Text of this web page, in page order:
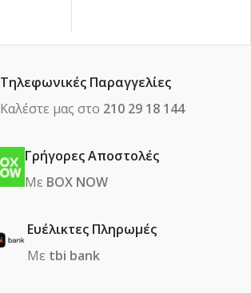
Τηλεφωνικές Παραγγελίες
Καλέστε μας στο 210 29 18 144
Γρήγορες Αποστολές
Με BOX NOW
Ευέλικτες Πληρωμές
Με tbi bank